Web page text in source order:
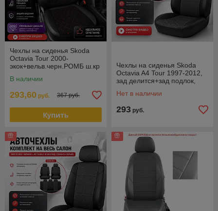
Чехлы на сиденья Skoda
Octavia Tour 2000-
экок+вельв.черн.РОМБ ш.кр
В наличии
293,60 руб. 367 руб.
Купить
Чехлы на сиденья Skoda
Octavia A4 Tour 1997-2012,
зад делится+зад подлок,
Нет в наличии
293 руб.